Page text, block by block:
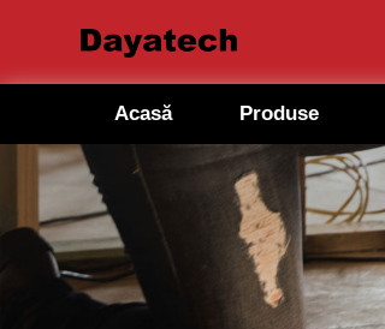
Acasă Produse